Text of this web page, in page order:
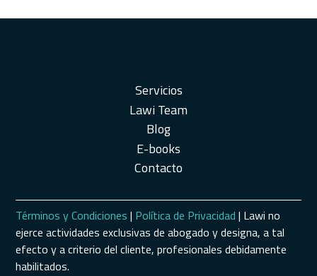
Servicios
Lawi Team
Blog
E-books
Contacto
Términos y Condiciones | Política de Privacidad | Lawi no
ejerce actividades exclusivas de abogado y designa, a tal
efecto y a criterio del cliente, profesionales debidamente
habilitados.